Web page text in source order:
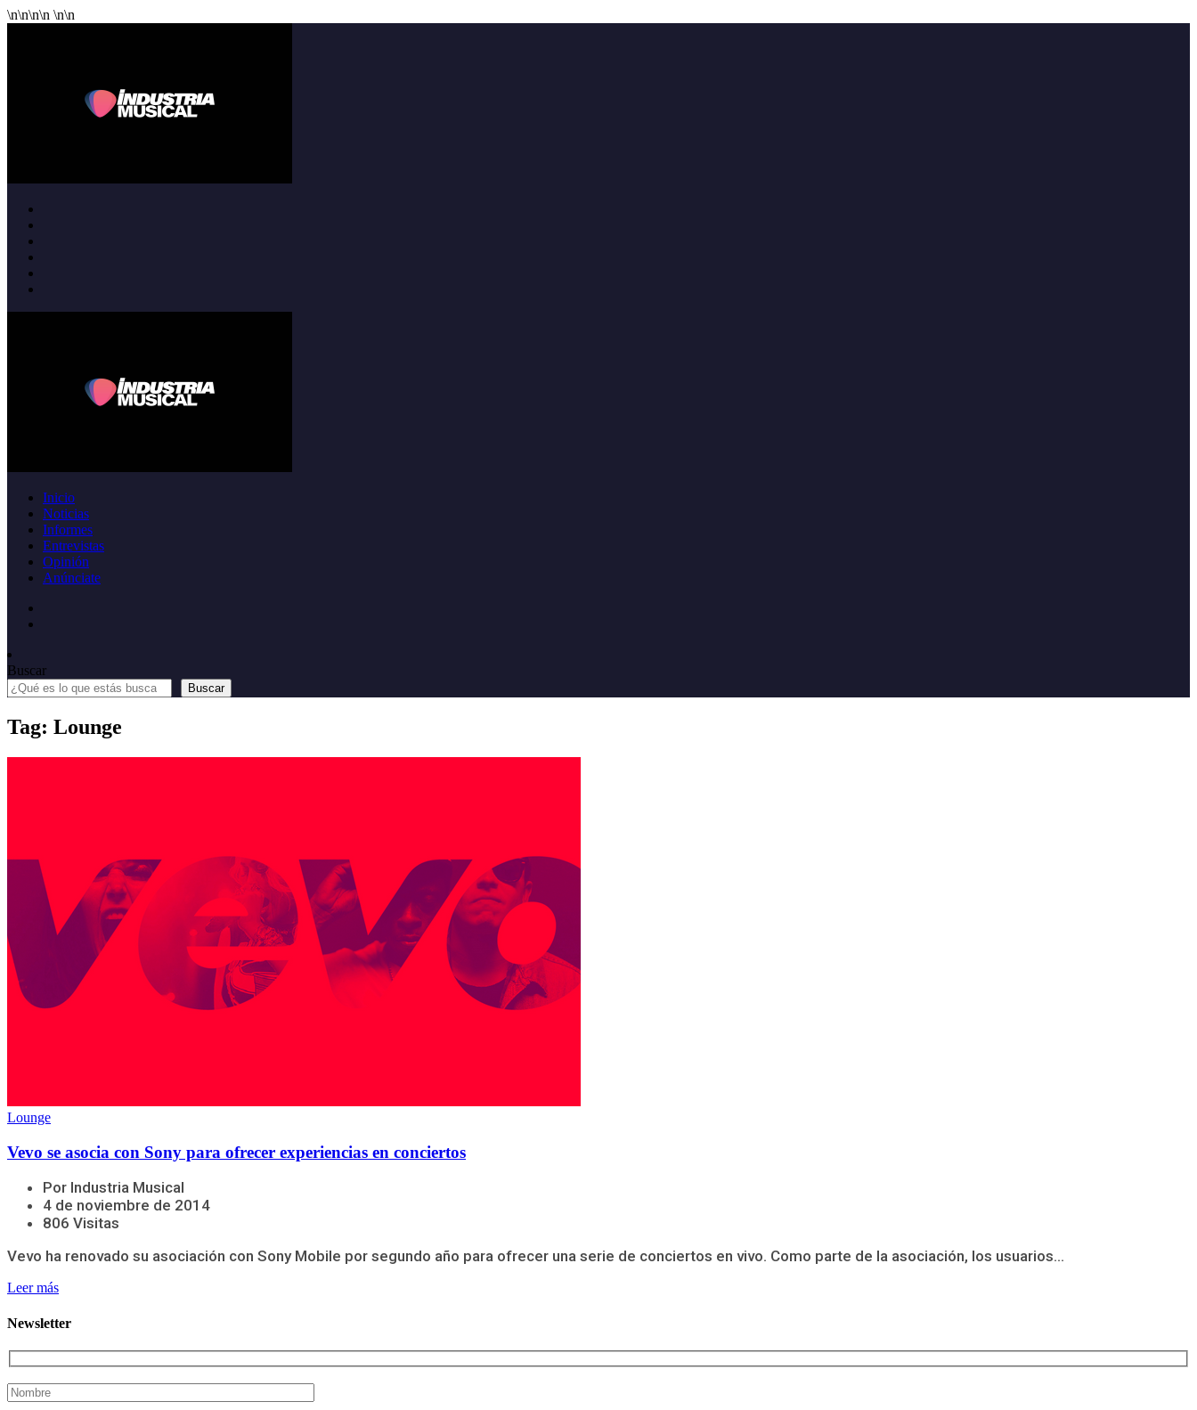
\n\n\n\n \n\n
Inicio
Noticias
Informes
Entrevistas
Opinión
Anúnciate
Buscar
Buscar
Tag: Lounge
Lounge
Vevo se asocia con Sony para ofrecer experiencias en conciertos
Por Industria Musical
4 de noviembre de 2014
806 Visitas
Vevo ha renovado su asociación con Sony Mobile por segundo año para ofrecer una serie de conciertos en vivo. Como parte de la asociación, los usuarios...
Leer más
Newsletter